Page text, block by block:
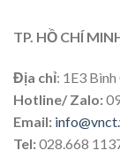
TP. HỒ CHÍ
Địa chỉ: 1E3
Hotline/ Zalo:
Email:
Tel:028.668